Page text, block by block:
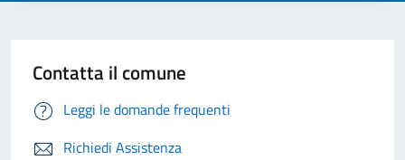
Contatta il comune
Leggi le domande frequenti
Richiedi Assistenza